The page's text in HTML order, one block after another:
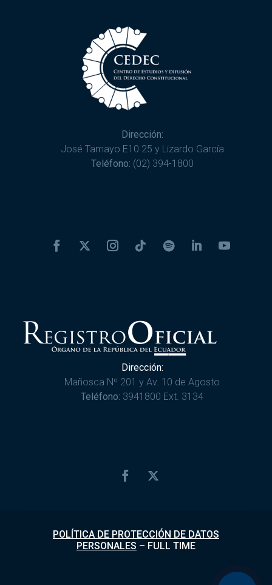
Dirección:
José Tamayo E10 25 y Lizardo García
Teléfono: (02) 394-1800
Dirección:
Mañosca Nº 201 y Av. 10 de Agosto
Teléfono: 3941800 Ext. 3134
POLÍTICA DE PROTECCIÓN DE DATOS
PERSONALES – FULL TIME